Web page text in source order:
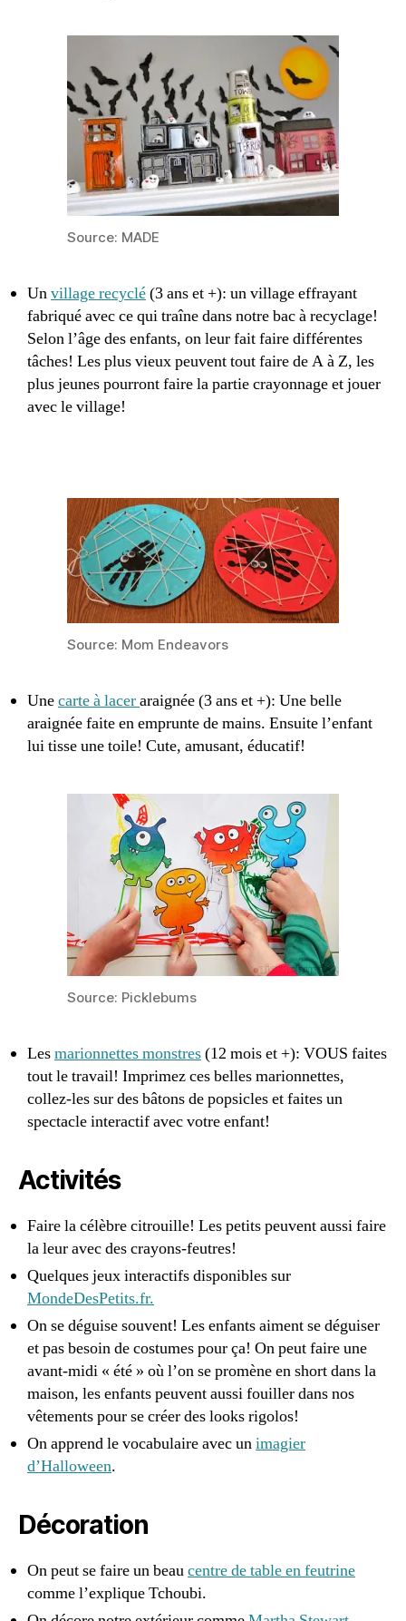
Source: MADE
Unvillage recyclé(3 ans et +): un village effrayant
fabriqué avec ce qui traîne dans notre bac à recyclage!
Selon l’âge des enfants, on leur fait faire différentes
tâches! Les plus vieux peuvent tout faire de A à Z, les
plus jeunes pourront faire la partie crayonnage et jouer
avec le village!
Source: Mom Endeavors
Unecarte à laceraraignée (3 ans et +): Une belle
araignée faite en emprunte de mains. Ensuite l’enfant
lui tisse une toile! Cute, amusant, éducatif!
Source: Picklebums
Lesmarionnettes monstres(12 mois et +): VOUS faites
tout le travail! Imprimez ces belles marionnettes,
collez-les sur des bâtons de popsicles et faites un
spectacle interactif avec votre enfant!
Activités
Faire la célèbre citrouille! Les petits peuvent aussi faire
la leur avec des crayons-feutres!
Quelques jeux interactifs disponibles sur
MondeDesPetits.fr.
On se déguise souvent! Les enfants aiment se déguiser
et pas besoin de costumes pour ça! On peut faire une
avant-midi « été » où l’on se promène en short dans la
maison, les enfants peuvent aussi fouiller dans nos
vêtements pour se créer des looks rigolos!
On apprend le vocabulaire avec unimagier
d’Halloween.
Décoration
On peut se faire un beaucentre de table en feutrine
comme l’explique Tchoubi.